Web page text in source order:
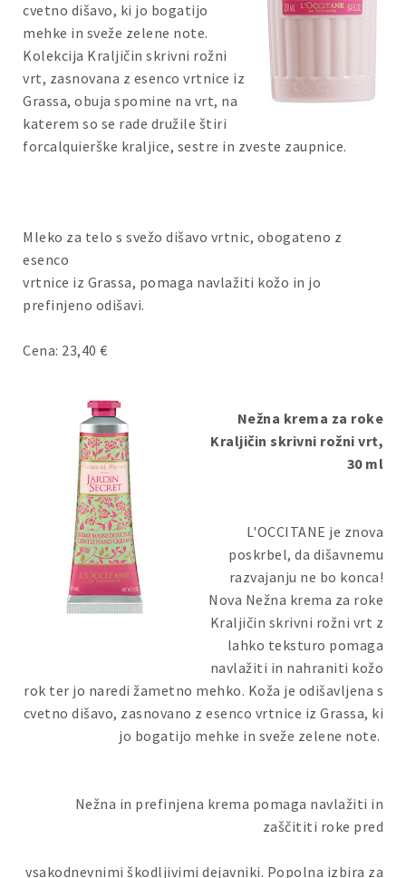
cvetno dišavo, ki jo bogatijo
mehke in sveže zelene note.
Kolekcija Kraljičin skrivni rožni
vrt, zasnovana z esenco vrtnice iz
Grassa, obuja spomine na vrt, na
katerem so se rade družile štiri
forcalquierške kraljice, sestre in zveste zaupnice.
Mleko za telo s svežo dišavo vrtnic, obogateno z
esenco
vrtnice iz Grassa, pomaga navlažiti kožo in jo
prefinjeno odišavi.
Cena: 23,40 €
Nežna krema za roke
Kraljičin skrivni rožni vrt,
30 ml
L'OCCITANE je znova
poskrbel, da dišavnemu
razvajanju ne bo konca!
Nova Nežna krema za roke
Kraljičin skrivni rožni vrt z
lahko teksturo pomaga
navlažiti in nahraniti kožo
rok ter jo naredi žametno mehko. Koža je odišavljena s
cvetno dišavo, zasnovano z esenco vrtnice iz Grassa, ki
jo bogatijo mehke in sveže zelene note.
Nežna in prefinjena krema pomaga navlažiti in
zaščititi roke pred
vsakodnevnimi škodljivimi dejavniki. Popolna izbira za